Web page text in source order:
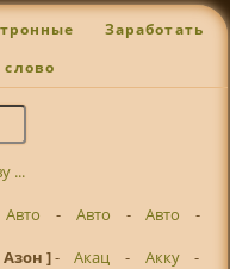
Заработать
...
Авто - Авто - Авто
-
Азон ]- Акац - Акку
-